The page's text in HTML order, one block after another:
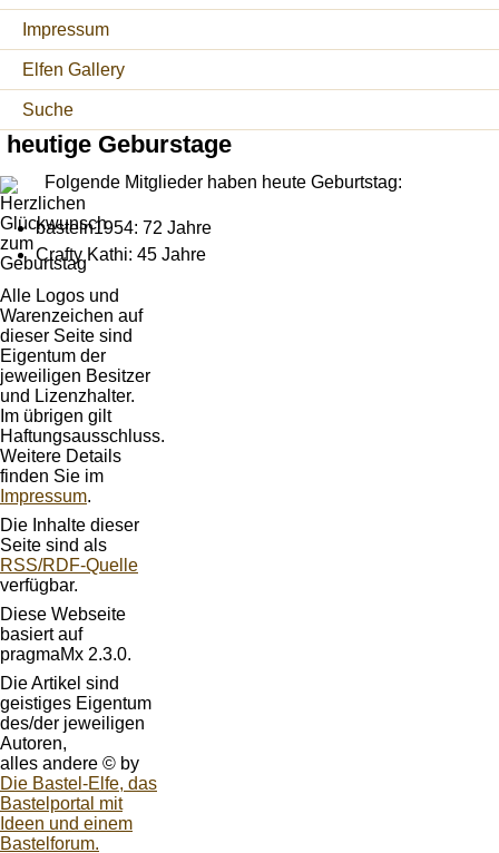
Impressum
Elfen Gallery
Suche
heutige Geburstage
Folgende Mitglieder haben heute Geburtstag:
basteln1954: 72 Jahre
Crafty Kathi: 45 Jahre
Alle Logos und
Warenzeichen auf
dieser Seite sind
Eigentum der
jeweiligen Besitzer
und Lizenzhalter.
Im übrigen gilt
Haftungsausschluss.
Weitere Details
finden Sie im
Impressum.
Die Inhalte dieser
Seite sind als
RSS/RDF-Quelle
verfügbar.
Diese Webseite
basiert auf
pragmaMx 2.3.0.
Die Artikel sind
geistiges Eigentum
des/der jeweiligen
Autoren,
alles andere © by
Die Bastel-Elfe, das
Bastelportal mit
Ideen und einem
Bastelforum.